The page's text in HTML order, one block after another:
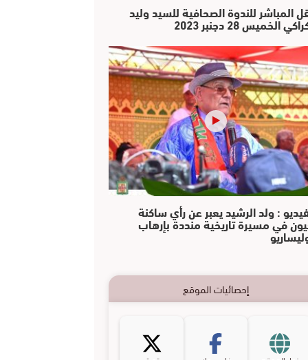
المباشر للندوة الصحافية للسيد وليد
الخميس 28 دجنبر 2023
: ولد الرشيد يعبر عن رأي ساكنة
في مسيرة تاريخية منددة بإرهاب
إحصائيات الموقع